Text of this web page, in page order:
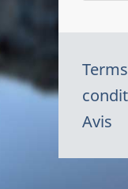
Avis